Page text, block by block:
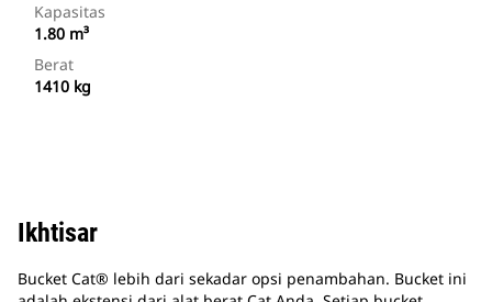
Kapasitas
1.80 m³
Berat
1410 kg
Ikhtisar
Bucket Cat® lebih dari sekadar opsi penambahan. Bucket ini